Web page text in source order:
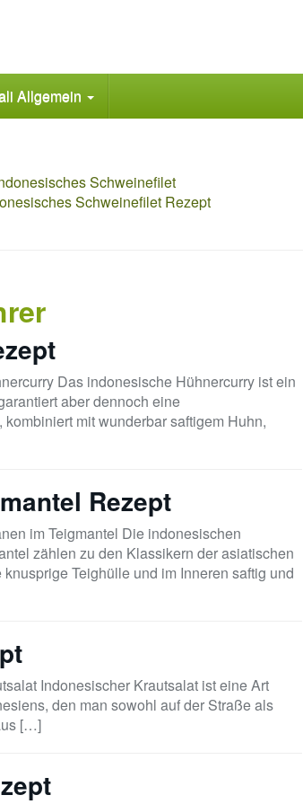
Allgemein
Schweinefilet Rezept
Das indonesische Hühnercurry ist ein
aber dennoch eine
mit wunderbar saftigem Huhn,
Rezept
im Teigmantel Die indonesischen
zählen zu den Klassikern der asiatischen
Teighülle und im Inneren saftig und
Indonesischer Krautsalat ist eine Art
den man sowohl auf der Straße als
[…]